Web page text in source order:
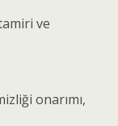
ve
onarımı,